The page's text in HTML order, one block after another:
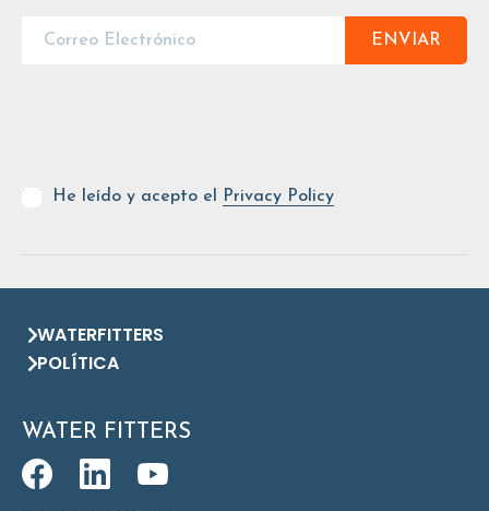
ENVIAR
He leído y acepto el Privacy Policy
WATERFITTERS
POLÍTICA
WATER FITTERS